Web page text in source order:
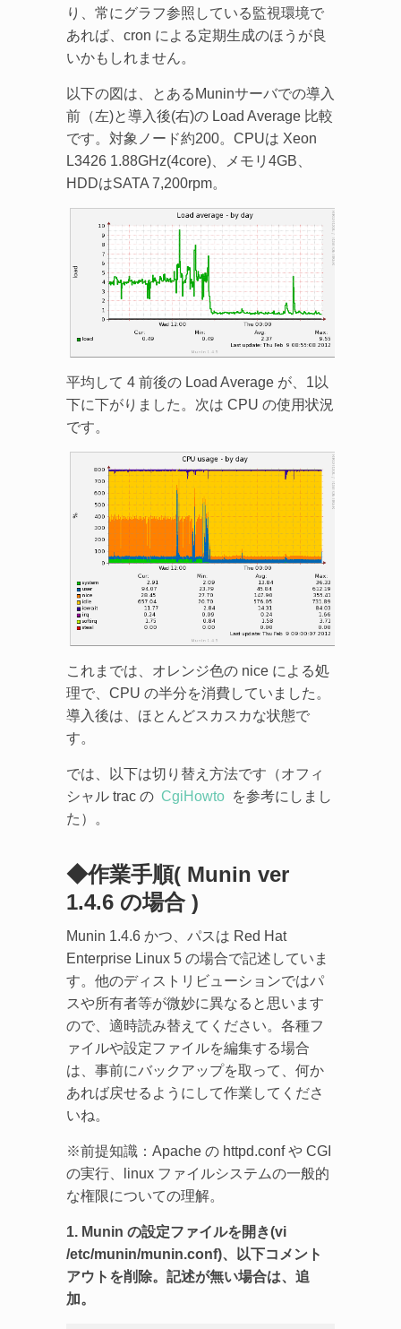
り、常にグラフ参照している監視環境で
あれば、cron による定期生成のほうが良
いかもしれません。
以下の図は、とあるMuninサーバでの導入
前（左)と導入後(右)の Load Average 比較
です。対象ノード約200。CPUは Xeon
L3426 1.88GHz(4core)、メモリ4GB、
HDDはSATA 7,200rpm。
平均して 4 前後の Load Average が、1以
下に下がりました。次は CPU の使用状況
です。
これまでは、オレンジ色の nice による処
理で、CPU の半分を消費していました。
導入後は、ほとんどスカスカな状態で
す。
では、以下は切り替え方法です（オフィ
シャル trac の CgiHowto を参考にしまし
た）。
◆作業手順( Munin ver
1.4.6 の場合 )
Munin 1.4.6 かつ、パスは Red Hat
Enterprise Linux 5 の場合で記述していま
す。他のディストリビューションではパ
スや所有者等が微妙に異なると思います
ので、適時読み替えてください。各種フ
ァイルや設定ファイルを編集する場合
は、事前にバックアップを取って、何か
あれば戻せるようにして作業してくださ
いね。
※前提知識：Apache の httpd.conf や CGI
の実行、linux ファイルシステムの一般的
な権限についての理解。
1. Munin の設定ファイルを開き(vi
/etc/munin/munin.conf)、以下コメント
アウトを削除。記述が無い場合は、追
加。